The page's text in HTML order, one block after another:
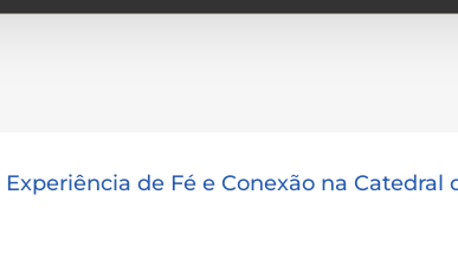
de Fé e Conexão na Catedral